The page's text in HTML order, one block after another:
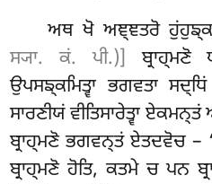
ਅਥ ਖੋ ਅਞ੍ਞਤਰੋ
ਸ੍ਯਾ. ਕਂ. ਪੀ.)]
ਉਪਸਙ੍ਕਮਿਤ੍ਵਾ ਭਗਵਤਾ
ਸਾਰਣੀਯਂ ਵੀਤਿਸਾਰੇਤ੍ਵਾ
ਬ੍ਰਾਹ੍ਮਣੋ ਭਗਵਨ੍ਤਂ ਏਤਦਵੋਚ –
ਬ੍ਰਾਹ੍ਮਣੋ ਹੋਤਿ, ਕਤਮੇ ਚ ਪਨ